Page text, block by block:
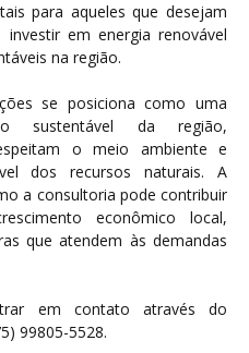
para aqueles que desejam
investir em energia renovável
na região.
se posiciona como uma
sustentável da região,
o meio ambiente e
dos recursos naturais. A
a consultoria pode contribuir
econômico local,
que atendem às demandas
em contato através do
99805-5528.